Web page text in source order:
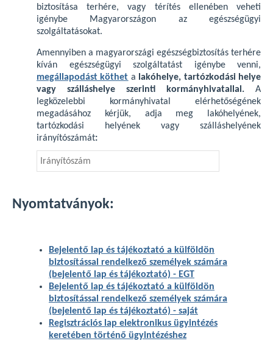
biztosítása terhére, vagy térítés ellenében veheti
igénybe Magyarországon az egészségügyi
szolgáltatásokat.
Amennyiben a magyarországi egészségbiztosítás terhére
kíván egészségügyi szolgáltatást igénybe venni,
megállapodást köthet a lakóhelye, tartózkodási helye
vagy szálláshelye szerinti kormányhivatallal. A
legközelebbi kormányhivatal elérhetőségének
megadásához kérjük, adja meg lakóhelyének,
tartózkodási helyének vagy szálláshelyének
irányítószámát:
Nyomtatványok:
Bejelentő lap és tájékoztató a külföldön
biztosítással rendelkező személyek számára
(bejelentő lap és tájékoztató) - EGT
Bejelentő lap és tájékoztató a külföldön
biztosítással rendelkező személyek számára
(bejelentő lap és tájékoztató) - saját
Regisztrációs lap elektronikus ügyintézés
keretében történő ügyintézéshez